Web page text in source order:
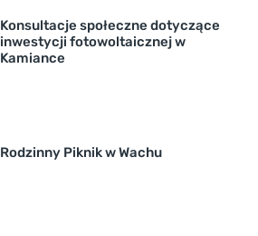
Konsultacje społeczne dotyczące
inwestycji fotowoltaicznej w
Kamiance
Rodzinny Piknik w Wachu